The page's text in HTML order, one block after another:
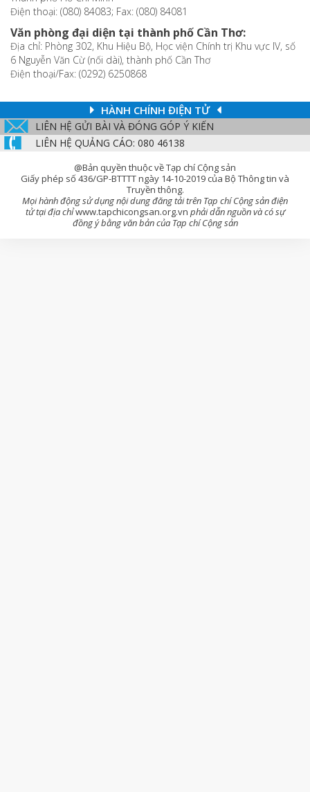
Điện thoại: (080) 84083; Fax: (080) 84081
Văn phòng đại diện tại thành phố Cần Thơ:
Địa chỉ: Phòng 302, Khu Hiệu Bộ, Học viện Chính trị Khu vực IV, số
6 Nguyễn Văn Cừ (nối dài), thành phố Cần Thơ
Điện thoại/Fax: (0292) 6250868
HÀNH CHÍNH ĐIỆN TỬ
LIÊN HỆ GỬI BÀI VÀ ĐÓNG GÓP Ý KIẾN
LIÊN HỆ QUẢNG CÁO: 080 46138
@Bản quyền thuộc về Tạp chí Cộng sản
Giấy phép số 436/GP-BTTTT ngày 14-10-2019 của Bộ Thông tin và
Truyền thông.
Mọi hành động sử dụng nội dung đăng tải trên Tạp chí Cộng sản điện
tử tại địa chỉwww.tapchicongsan.org.vn phải dẫn nguồn và có sự
đồng ý bằng văn bản của Tạp chí Cộng sản